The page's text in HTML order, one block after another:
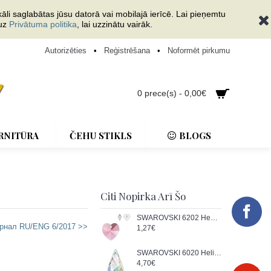
saglabātas jūsu datorā vai mobilajā ierīcē. Lai pieņemtu
Privātuma politika , lai uzzinātu vairāk.
Autorizēties • Reģistrēšana • Noformēt pirkumu
0 prece(s) - 0,00€
ČEHU STIKLS BLOGS
Citi Nopirka Arī Šo
SWAROVSKI 6202 Heart Pendant 14.4x14mm Rose (x1)
1,27€
SWAROVSKI 6020 Helix Pendant 18mm Crystal AB (x1)
4,70€
RU/ENG 6/2017 >>